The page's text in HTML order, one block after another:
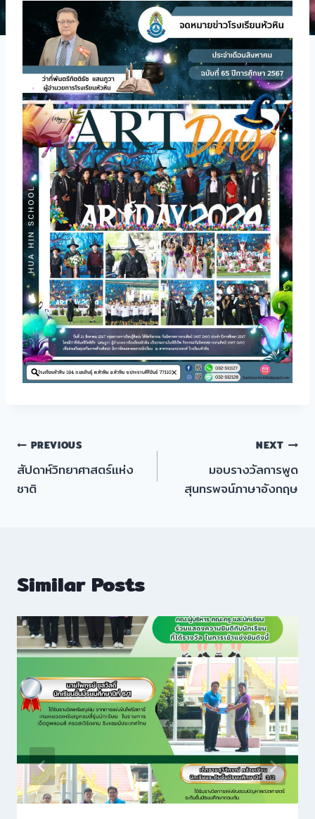
แนะแนว
เรื่อง
PREVIOUS
สัปดาห์วิทยาศาสตร์แห่ง
ชาติ
NEXT
มอบรางวัลการพูด
สุนทรพจน์ภาษาอังกฤษ
Similar Posts